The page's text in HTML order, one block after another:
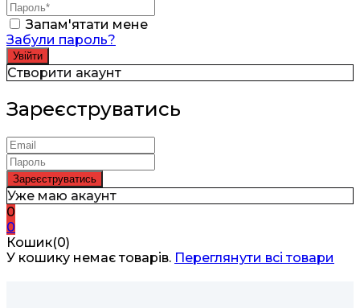
Запам'ятати мене
Забули пароль?
Створити акаунт
Зареєструватись
Уже маю акаунт
0
0
Кошик(0)
У кошику немає товарів. Переглянути всі товари